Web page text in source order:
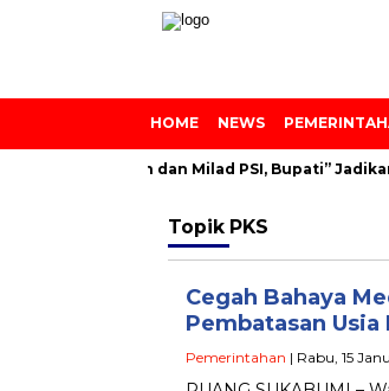
HOME NEWS
Azainiyah dan Milad PSI, Bupati”
Topik PKS
Cegah Bahaya
Pembatasan Usia
Pemerintahan | Rabu, 15